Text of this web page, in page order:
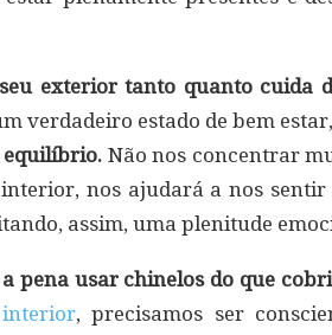
exterior tanto quanto cuida
verdadeiro estado de bem estar,
equilíbrio. Não nos concentrar
nos ajudará a nos
assim, uma plenitude
a pena usar chinelos do que
, precisamos ser